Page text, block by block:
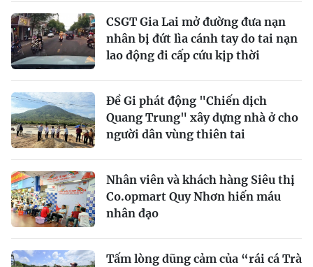
CSGT Gia Lai mở đường đưa nạn
nhân bị đứt lìa cánh tay do tai nạn
lao động đi cấp cứu kịp thời
Đề Gi phát động "Chiến dịch
Quang Trung" xây dựng nhà ở cho
người dân vùng thiên tai
Nhân viên và khách hàng Siêu thị
Co.opmart Quy Nhơn hiến máu
nhân đạo
Tấm lòng dũng cảm của “rái cá Trà